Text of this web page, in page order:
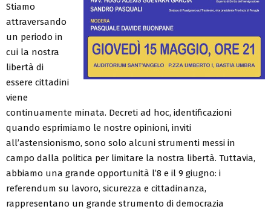
Stiamo
attraversando
un periodo in
cui la nostra
libertà di
essere cittadini
viene
continuamente minata. Decreti ad hoc, identificazioni
quando esprimiamo le nostre opinioni, inviti
all’astensionismo, sono solo alcuni strumenti messi in
campo dalla politica per limitare la nostra libertà. Tuttavia,
abbiamo una grande opportunità l’8 e il 9 giugno: i
referendum su lavoro, sicurezza e cittadinanza,
rappresentano un grande strumento di democrazia